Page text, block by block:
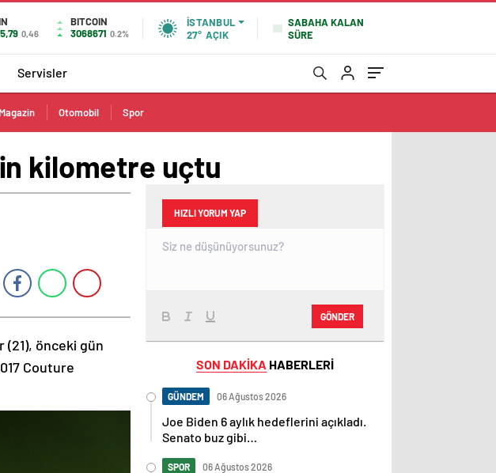
0,46
BITCOIN
3068671 0.2%
İSTANBUL
27° AÇIK
SABAHA KALAN
SÜRE
Servisler
Magazin Otomobil Spor
kilometre uçtu
önceki gün
Couture
HIZLI YORUM YAP
GÖNDER
SON DAKİKA HABERLERİ
GÜNDEM 06 Ağustos 2026
Joe Biden 6 aylık hedeflerini açıkladı.
Senato buz gibi…
SPOR 06 Ağustos 2026